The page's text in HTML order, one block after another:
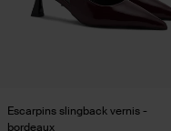
Escarpins slingback vernis -
bordeaux